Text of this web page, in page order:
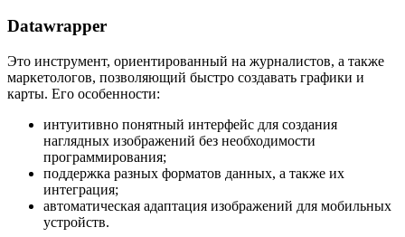
Datawrapper
Это инструмент, ориентированный на журналистов, а также
маркетологов, позволяющий быстро создавать графики и
карты. Его особенности:
интуитивно понятный интерфейс для создания
наглядных изображений без необходимости
программирования;
поддержка разных форматов данных, а также их
интеграция;
автоматическая адаптация изображений для мобильных
устройств.